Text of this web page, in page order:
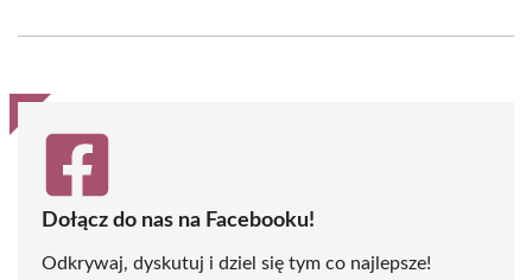
(Twitter)
Dołącz do nas na Facebooku!
Odkrywaj, dyskutuj i dziel się tym co najlepsze!